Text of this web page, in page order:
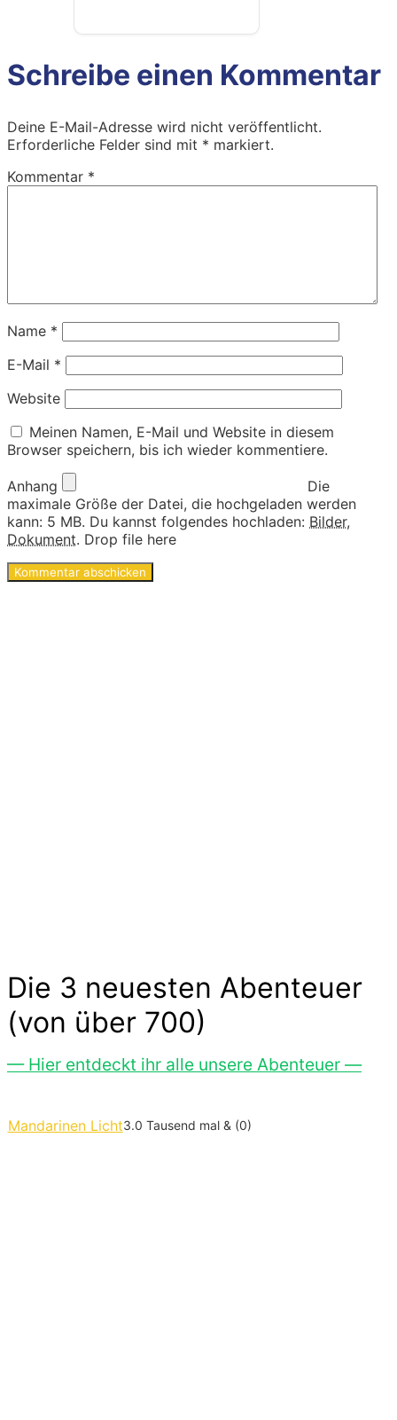
Schreibe einen Kommentar
Deine E-Mail-Adresse wird nicht veröffentlicht.
Erforderliche Felder sind mit * markiert.
Kommentar *
Name *
E-Mail *
Website
Meinen Namen, E-Mail und Website in diesem
Browser speichern, bis ich wieder kommentiere.
Anhang
Die
maximale Größe der Datei, die hochgeladen werden
kann: 5 MB. Du kannst folgendes hochladen: Bilder,
Dokument. Drop file here
Die 3 neuesten Abenteuer
(von über 700)
— Hier entdeckt ihr alle unsere Abenteuer —
Mandarinen Licht3.0 Tausend mal & (0)